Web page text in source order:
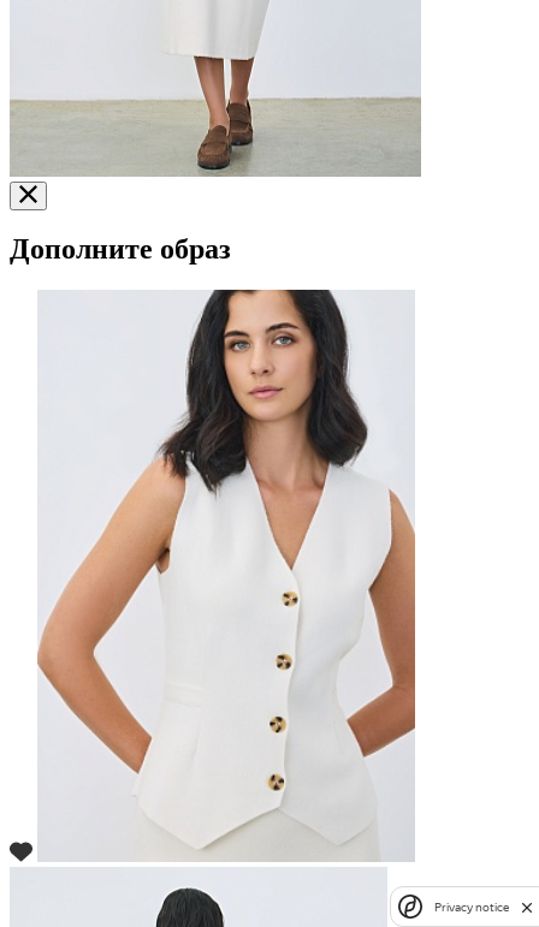
Дополните образ
Privacy notice